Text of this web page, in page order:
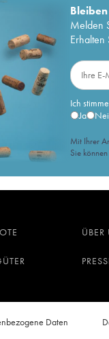
Melden
Ich
Ja
Mit Ihrer
Sie
ÜBER
Daten